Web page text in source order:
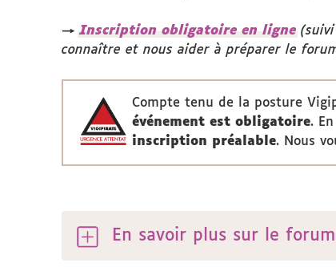
→Inscription obligatoire en ligne
connaître et nous aider à préparer le
Compte tenu de la posture
événement est obligatoire.
inscription préalable. Nous
En savoir plus sur le forum